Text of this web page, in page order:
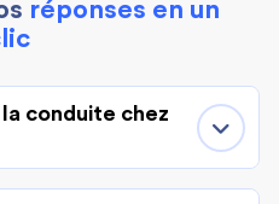
réponses en un
conduite chez